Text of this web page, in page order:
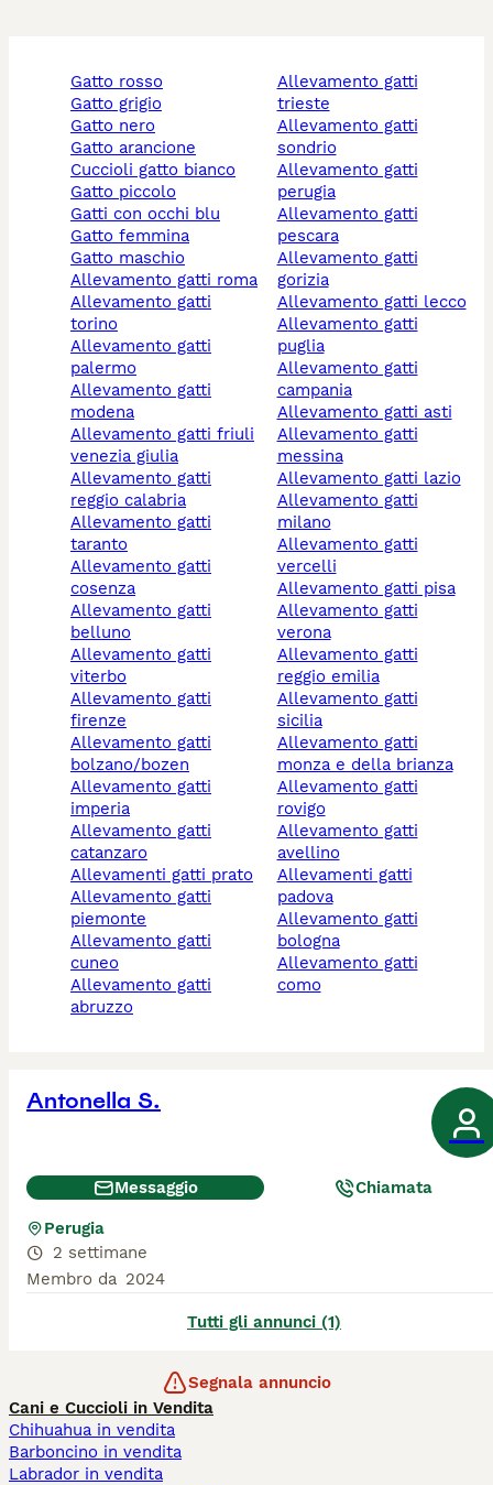
gatto rosso
gatto grigio
gatto nero
gatto arancione
cuccioli gatto bianco
gatto piccolo
gatti con occhi blu
gatto femmina
gatto maschio
allevamento gatti roma
allevamento gatti
torino
allevamento gatti
palermo
allevamento gatti
modena
allevamento gatti friuli
venezia giulia
allevamento gatti
reggio calabria
allevamento gatti
taranto
allevamento gatti
cosenza
allevamento gatti
belluno
allevamento gatti
viterbo
allevamento gatti
firenze
allevamento gatti
bolzano/bozen
allevamento gatti
imperia
allevamento gatti
catanzaro
allevamenti gatti prato
allevamento gatti
piemonte
allevamento gatti
cuneo
allevamento gatti
abruzzo
allevamento gatti
trieste
allevamento gatti
sondrio
allevamento gatti
perugia
allevamento gatti
pescara
allevamento gatti
gorizia
allevamento gatti lecco
allevamento gatti
puglia
allevamento gatti
campania
allevamento gatti asti
allevamento gatti
messina
allevamento gatti lazio
allevamento gatti
milano
allevamento gatti
vercelli
allevamento gatti pisa
allevamento gatti
verona
allevamento gatti
reggio emilia
allevamento gatti
sicilia
allevamento gatti
monza e della brianza
allevamento gatti
rovigo
allevamento gatti
avellino
allevamenti gatti
padova
allevamento gatti
bologna
allevamento gatti
como
Antonella S.
Messaggio Chiamata
Perugia
2 settimane
Membro da 2024
Tutti gli annunci (1)
Segnala annuncio
Cani e Cuccioli in Vendita
Chihuahua in vendita
Barboncino in vendita
Labrador in vendita